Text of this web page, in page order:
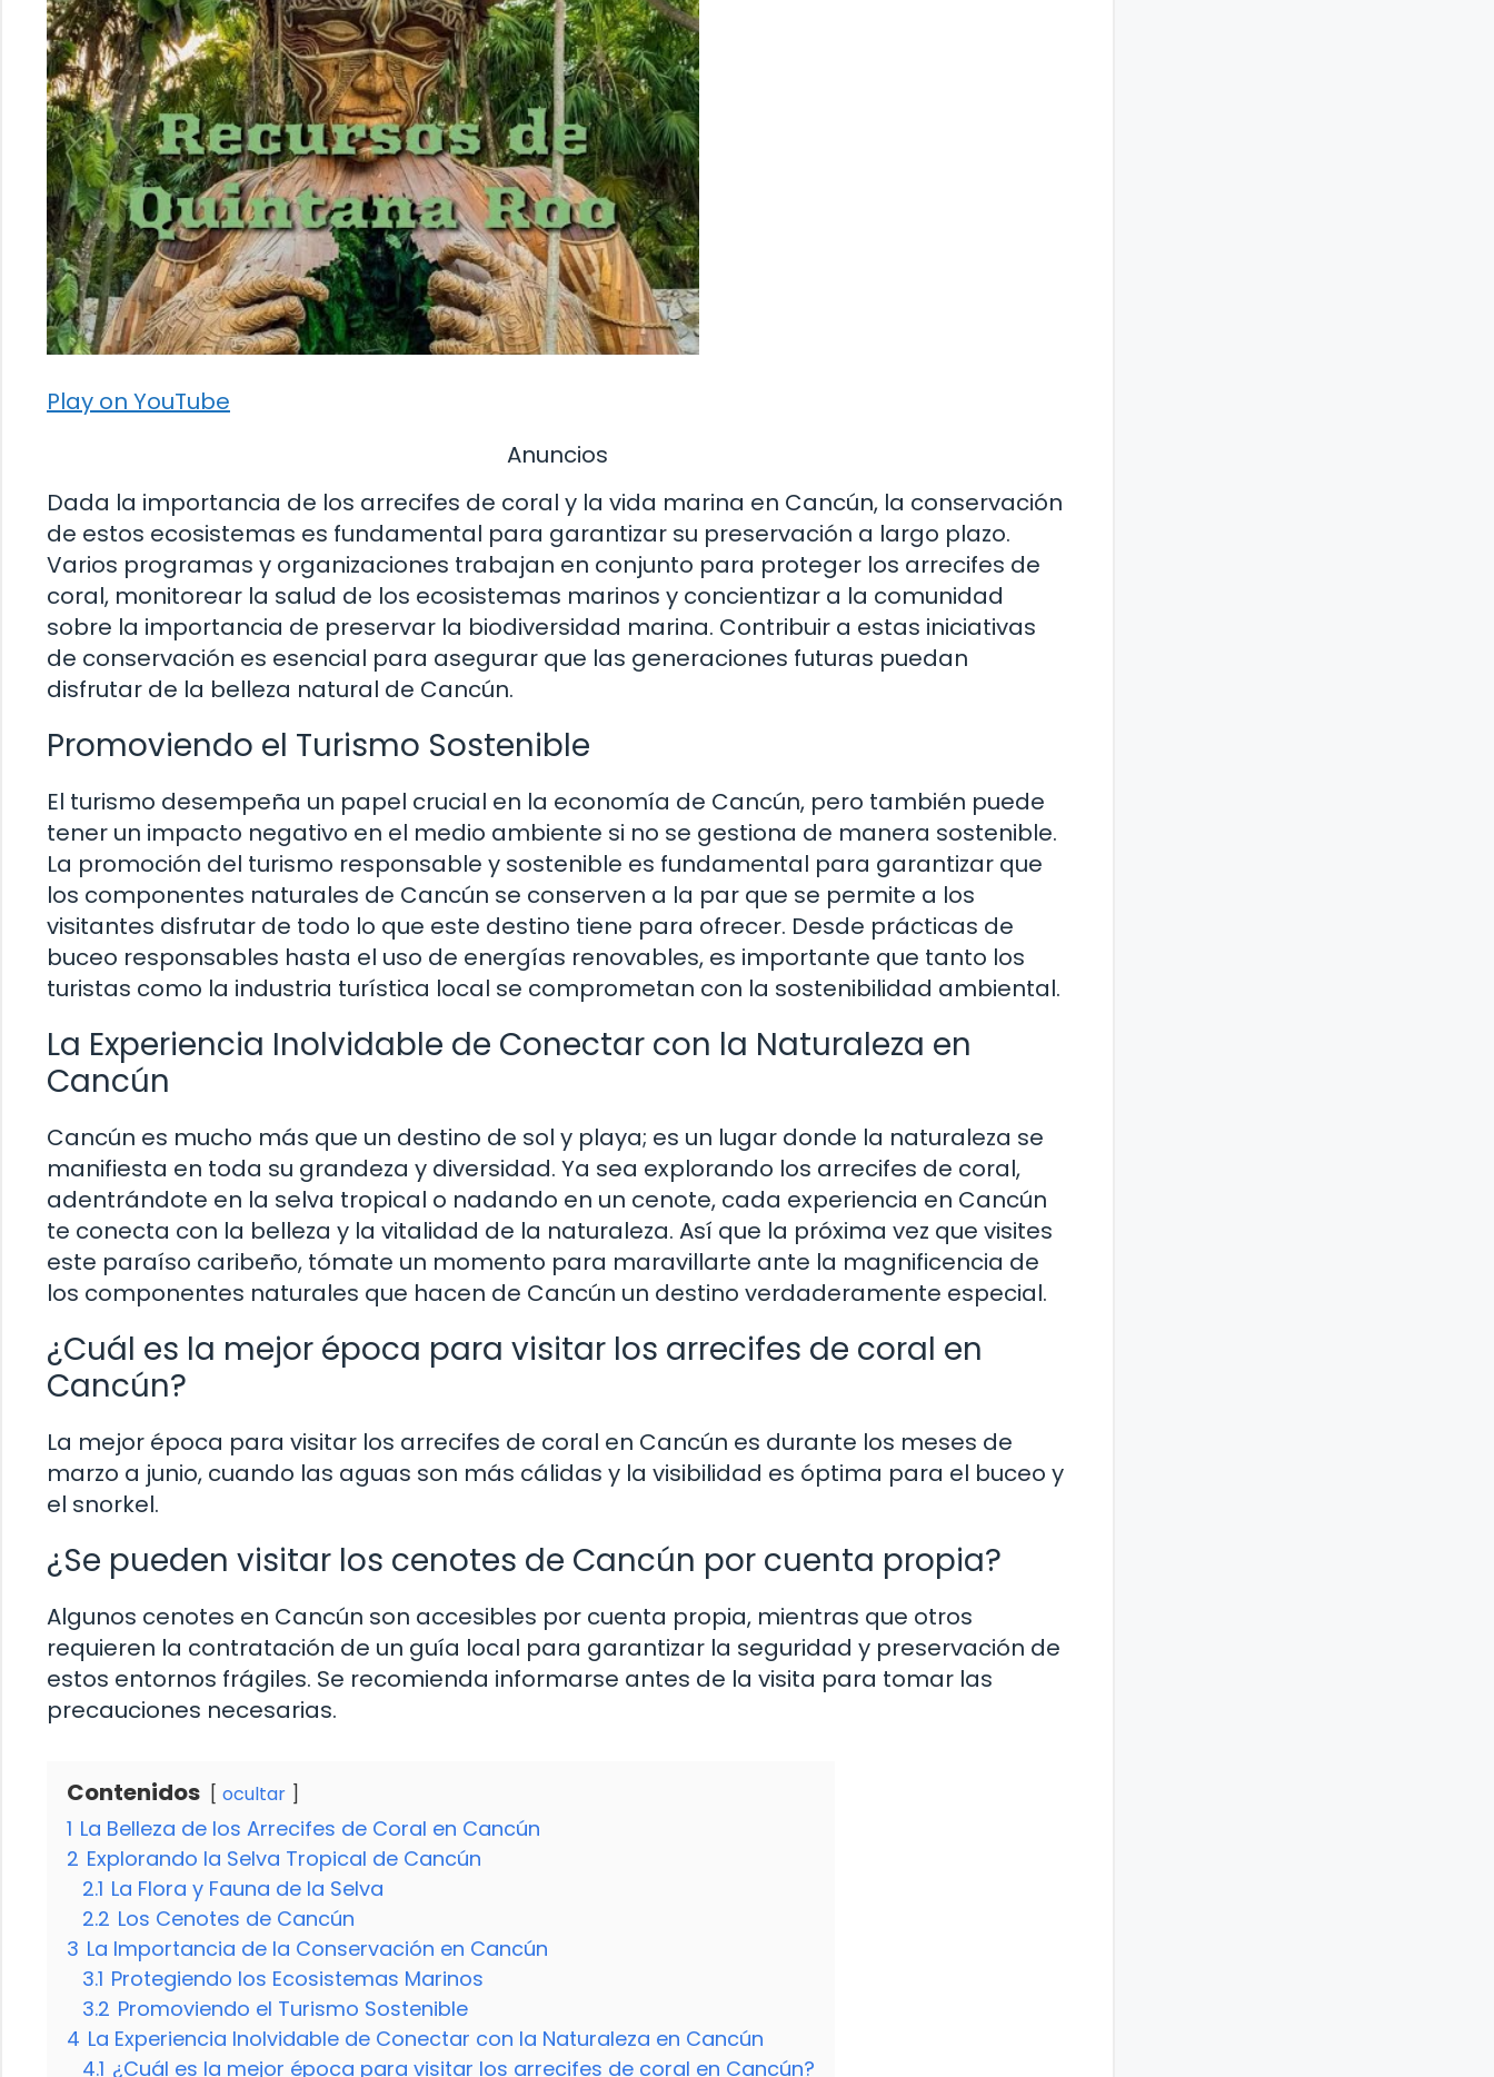
Play on YouTube
Anuncios
Dada la importancia de los arrecifes de coral y la vida marina en Cancún, la conservación
de estos ecosistemas es fundamental para garantizar su preservación a largo plazo.
Varios programas y organizaciones trabajan en conjunto para proteger los arrecifes de
coral, monitorear la salud de los ecosistemas marinos y concientizar a la comunidad
sobre la importancia de preservar la biodiversidad marina. Contribuir a estas iniciativas
de conservación es esencial para asegurar que las generaciones futuras puedan
disfrutar de la belleza natural de Cancún.
Promoviendo el Turismo Sostenible
El turismo desempeña un papel crucial en la economía de Cancún, pero también puede
tener un impacto negativo en el medio ambiente si no se gestiona de manera sostenible.
La promoción del turismo responsable y sostenible es fundamental para garantizar que
los componentes naturales de Cancún se conserven a la par que se permite a los
visitantes disfrutar de todo lo que este destino tiene para ofrecer. Desde prácticas de
buceo responsables hasta el uso de energías renovables, es importante que tanto los
turistas como la industria turística local se comprometan con la sostenibilidad ambiental.
La Experiencia Inolvidable de Conectar con la Naturaleza en
Cancún
Cancún es mucho más que un destino de sol y playa; es un lugar donde la naturaleza se
manifiesta en toda su grandeza y diversidad. Ya sea explorando los arrecifes de coral,
adentrándote en la selva tropical o nadando en un cenote, cada experiencia en Cancún
te conecta con la belleza y la vitalidad de la naturaleza. Así que la próxima vez que visites
este paraíso caribeño, tómate un momento para maravillarte ante la magnificencia de
los componentes naturales que hacen de Cancún un destino verdaderamente especial.
¿Cuál es la mejor época para visitar los arrecifes de coral en
Cancún?
La mejor época para visitar los arrecifes de coral en Cancún es durante los meses de
marzo a junio, cuando las aguas son más cálidas y la visibilidad es óptima para el buceo y
el snorkel.
¿Se pueden visitar los cenotes de Cancún por cuenta propia?
Algunos cenotes en Cancún son accesibles por cuenta propia, mientras que otros
requieren la contratación de un guía local para garantizar la seguridad y preservación de
estos entornos frágiles. Se recomienda informarse antes de la visita para tomar las
precauciones necesarias.
Contenidos ocultar
1 La Belleza de los Arrecifes de Coral en Cancún
2 Explorando la Selva Tropical de Cancún
2.1 La Flora y Fauna de la Selva
2.2 Los Cenotes de Cancún
3 La Importancia de la Conservación en Cancún
3.1 Protegiendo los Ecosistemas Marinos
3.2 Promoviendo el Turismo Sostenible
4 La Experiencia Inolvidable de Conectar con la Naturaleza en Cancún
4.1 ¿Cuál es la mejor época para visitar los arrecifes de coral en Cancún?